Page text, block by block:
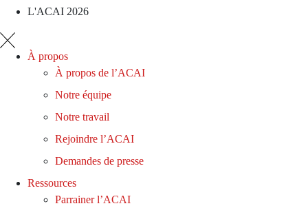
L'ACAI 2026
À propos
À propos de l’ACAI
Notre équipe
Notre travail
Rejoindre l’ACAI
Demandes de presse
Ressources
Parrainer l’ACAI